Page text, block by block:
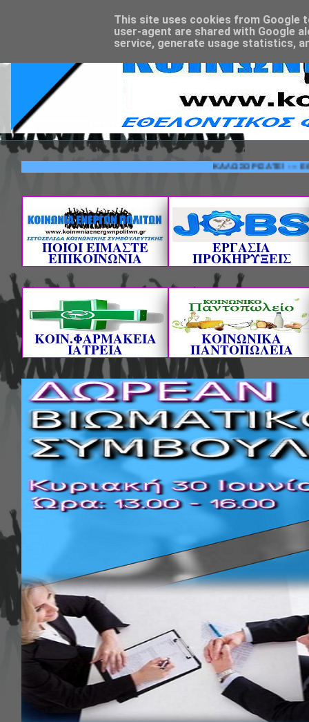
ΚΑΛΩΣΟΡΙΣΑΤΕ! ---
ΠΟΙΟΙ ΕΙΜΑΣΤΕ
ΕΠΙΚΟΙΝΩΝΙΑ
ΕΡΓΑΣΙΑ
ΠΡΟΚΗΡΥΞΕΙΣ
ΚΟΙΝ.ΦΑΡΜΑΚΕΙΑ
ΙΑΤΡΕΙΑ
ΚΟΙΝΩΝΙΚΑ
ΠΑΝΤΟΠΩΛΕΙΑ
This site uses cookies from Google
user-agent are shared with Google
service, generate usage statistics,